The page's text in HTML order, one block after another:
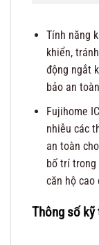
Tính năng
khiển,
động ngắt
bảo an
Fujihome
nhiễu các
an toàn
bố trí trong
căn hộ cao
Thông số